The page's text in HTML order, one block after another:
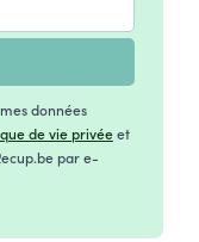
données
de vie privéeet
par e-